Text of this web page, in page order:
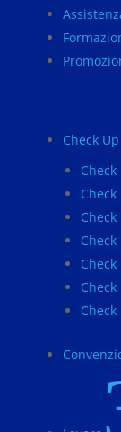
Check Up
Check